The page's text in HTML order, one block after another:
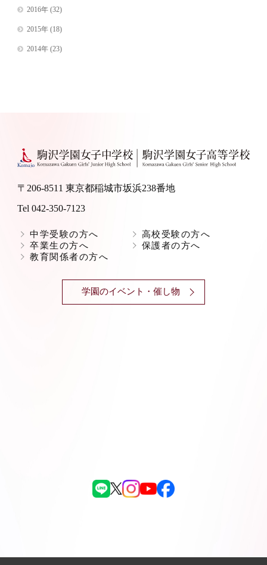
2016年(32)
2015年(18)
2014年(23)
〒206-8511 東京都稲城市坂浜238番地
Tel 042-350-7123
中学受験の方へ
高校受験の方へ
卒業生の方へ
保護者の方へ
教育関係者の方へ
学園のイベント・催し物